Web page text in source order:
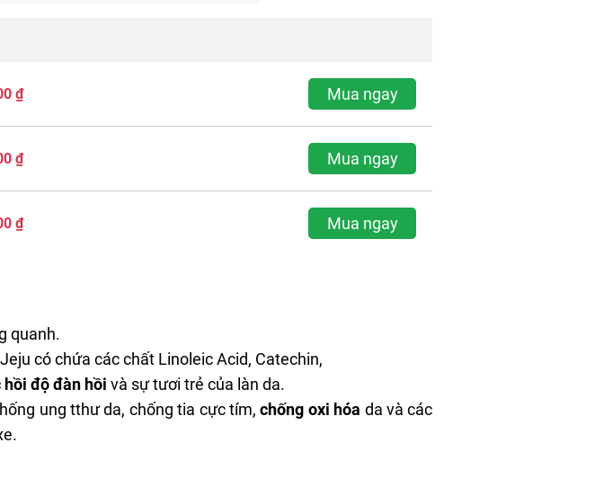
₫ Mua ngay
₫ Mua ngay
₫ Mua ngay
quanh.
có chứa các chất Linoleic Acid, Catechin,
hồi độ đàn hồi và sự tươi trẻ của làn da.
ung tthư da, chống tia cực tím,chống oxi hóa da và các